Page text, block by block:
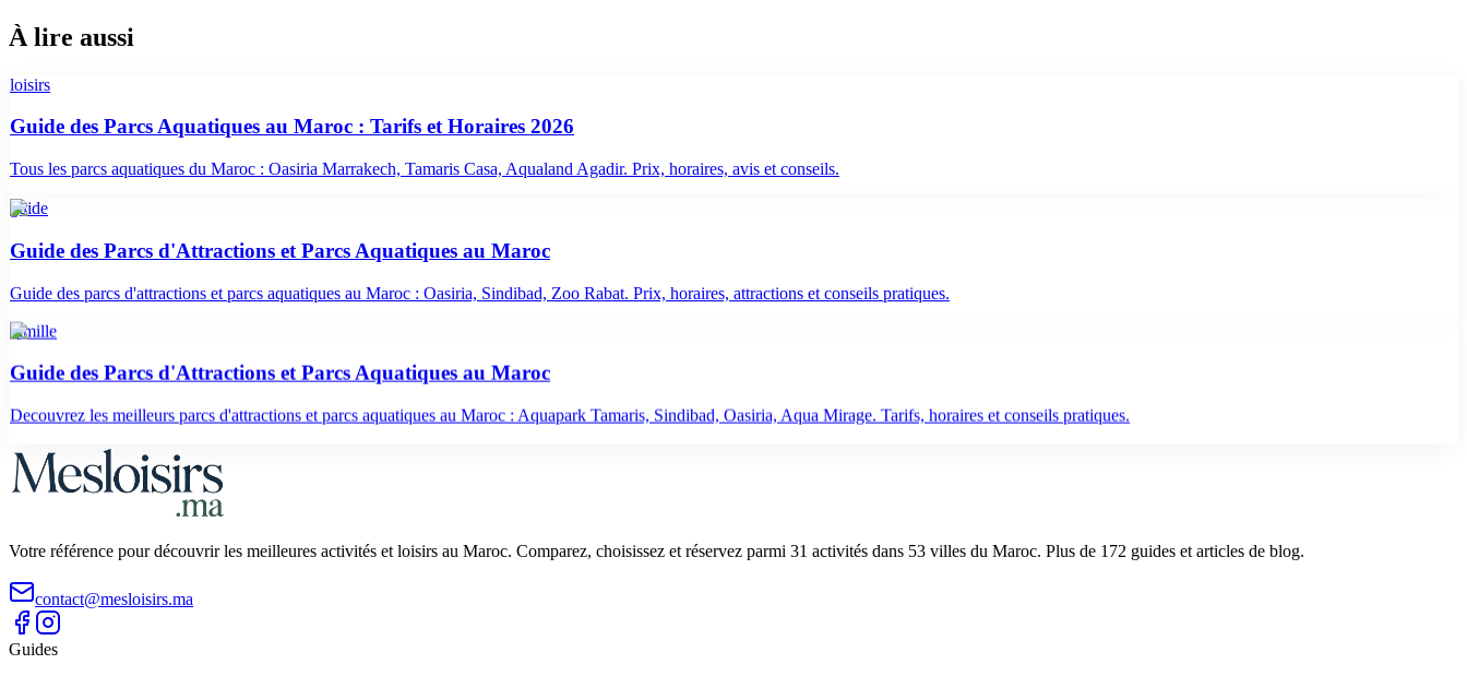
À lire aussi
loisirs
Guide des Parcs Aquatiques au Maroc : Tarifs et Horaires 2026
Tous les parcs aquatiques du Maroc : Oasiria Marrakech, Tamaris Casa, Aqualand Agadir. Prix, horaires, avis et conseils.
guide
Guide des Parcs d'Attractions et Parcs Aquatiques au Maroc
Guide des parcs d'attractions et parcs aquatiques au Maroc : Oasiria, Sindibad, Zoo Rabat. Prix, horaires, attractions et conseils pratiques.
famille
Guide des Parcs d'Attractions et Parcs Aquatiques au Maroc
Decouvrez les meilleurs parcs d'attractions et parcs aquatiques au Maroc : Aquapark Tamaris, Sindibad, Oasiria, Aqua Mirage. Tarifs, horaires et conseils pratiques.
Votre référence pour découvrir les meilleures activités et loisirs au Maroc. Comparez, choisissez et réservez parmi 31 activités dans 53 villes du Maroc. Plus de 172 guides et articles de blog.
contact@mesloisirs.ma
Guides